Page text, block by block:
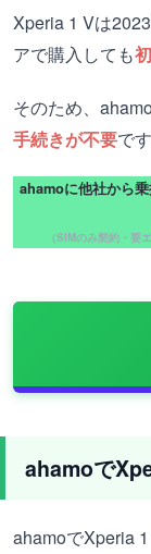
Xperia 1 Vは
アで購入しても
そのため、
手続きが不要です
ahamoに他社から
（SIMのみ契約・要
ahamoで
ahamoでXperia